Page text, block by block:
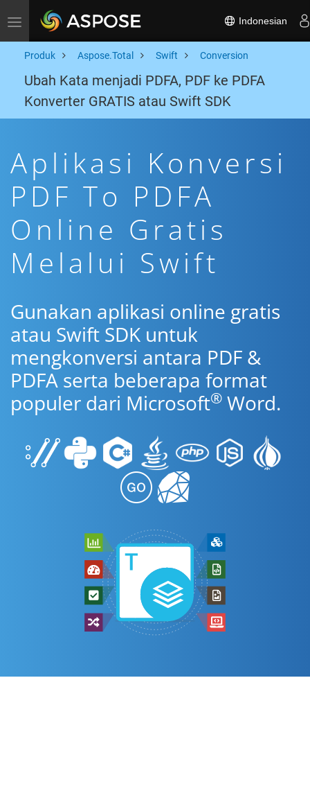
Toggle navigation Indonesian
Produk Aspose.Total Swift Conversion
Ubah Kata menjadi PDFA, PDF ke PDFA
Konverter GRATIS atau Swift SDK
Aplikasi Konversi
PDF To PDFA
Online Gratis
Melalui Swift
Gunakan aplikasi online gratis
atau Swift SDK untuk
mengkonversi antara PDF &
PDFA serta beberapa format
populer dari Microsoft® Word.